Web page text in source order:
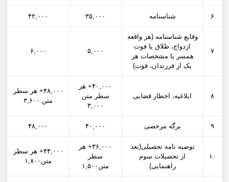
۶ شناسنامه ۳۵,۰۰۰ ۴۲,۰۰۰
۷
وقایع شناسنامه (هر واقعه
ازدواج، طلاق یا فوت
همسر یا مشخصات هر
یک از فرزندان، فوت)
۵,۰۰۰ ۶,۰۰۰
۸ ابلاغیه، اخطار قضایی
۴۰,۰۰۰+ هر
سطر متن
۳,۰۰۰
۴۸,۰۰۰+ هر سطر
متن ۳,۶۰۰
۹ برگه مرخصی ۴۰,۰۰۰ ۴۸,۰۰۰
۱۰
توصیه نامه تحصیلی(بعد
از تحصیلات سوم
راهنمایی)
۳۶,۰۰۰+ هر
سطر
متن۱,۵۰۰
۴۴,۰۰۰+ هر سطر
متن۱,۸۰۰